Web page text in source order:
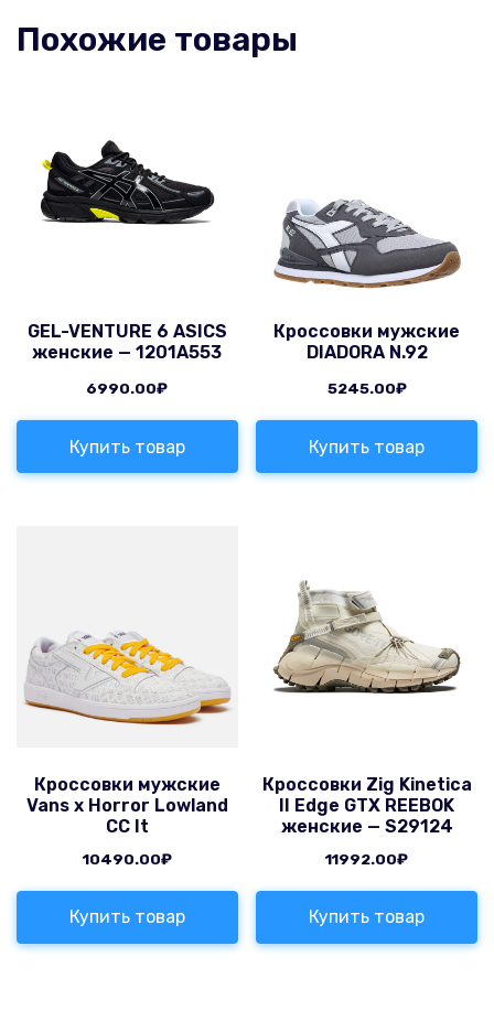
Похожие товары
GEL-VENTURE 6 ASICS
женские — 1201A553
6990.00₽
Купить товар
Кроссовки мужские
DIADORA N.92
5245.00₽
Купить товар
Кроссовки мужские
Vans x Horror Lowland
CC It
10490.00₽
Купить товар
Кроссовки Zig Kinetica
II Edge GTX REEBOK
женские — S29124
11992.00₽
Купить товар